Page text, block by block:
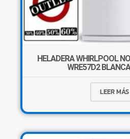
HELADERA WHIRLPOOL
WRE57D2
LEER MÁS